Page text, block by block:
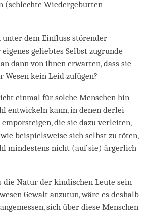
(schlechte Wiedergeburten
unter dem Einfluss störender
geliebtes Selbst zugrunde
dann von ihnen erwarten, dass sie
Wesen kein Leid zufügen?
einmal für solche Menschen hin
entwickeln kann, in denen derlei
die sie dazu verleiten,
beispielsweise sich selbst zu töten,
mindestens nicht (auf sie) ärgerlich
die Natur der kindischen Leute sein
Gewalt anzutun, wäre es deshalb
sich über diese Menschen